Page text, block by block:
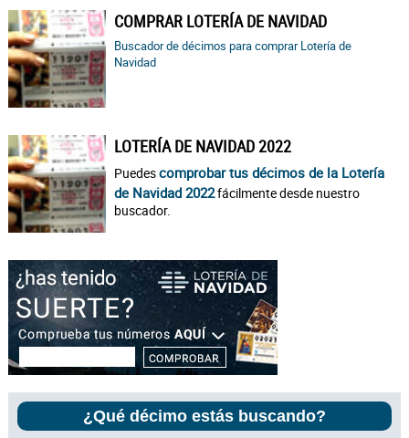
COMPRAR LOTERÍA DE NAVIDAD
Buscador de décimos para comprar Lotería de
Navidad
LOTERÍA DE NAVIDAD 2022
Puedescomprobar tus décimos de la Lotería
de Navidad 2022fácilmente desde nuestro
buscador.
¿Qué décimo estás buscando?